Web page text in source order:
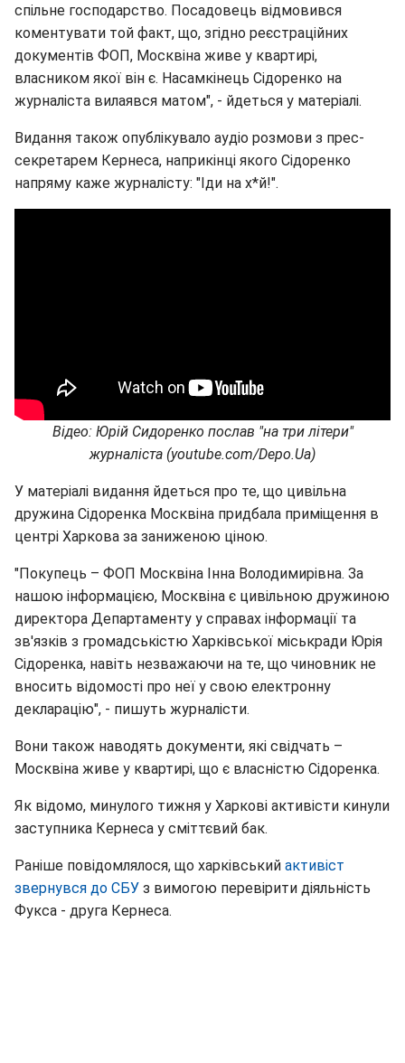
спільне господарство. Посадовець відмовився
коментувати той факт, що, згідно реєстраційних
документів ФОП, Москвіна живе у квартирі,
власником якої він є. Насамкінець Сідоренко на
журналіста вилаявся матом", - йдеться у матеріалі.
Видання також опублікувало аудіо розмови з прес-
секретарем Кернеса, наприкінці якого Сідоренко
напряму каже журналісту: "Іди на х*й!".
Відео: Юрій Сидоренко послав "на три літери"
журналіста (youtube.com/Depo.Ua)
У матеріалі видання йдеться про те, що цивільна
дружина Сідоренка Москвіна придбала приміщення в
центрі Харкова за заниженою ціною.
"Покупець – ФОП Москвіна Інна Володимирівна. За
нашою інформацією, Москвіна є цивільною дружиною
директора Департаменту у справах інформації та
зв'язків з громадськістю Харківської міськради Юрія
Сідоренка, навіть незважаючи на те, що чиновник не
вносить відомості про неї у свою електронну
декларацію", - пишуть журналісти.
Вони також наводять документи, які свідчать –
Москвіна живе у квартирі, що є власністю Сідоренка.
Як відомо, минулого тижня у Харкові активісти кинули
заступника Кернеса у сміттєвий бак.
Раніше повідомлялося, що харківський активіст
звернувся до СБУ з вимогою перевірити діяльність
Фукса - друга Кернеса.